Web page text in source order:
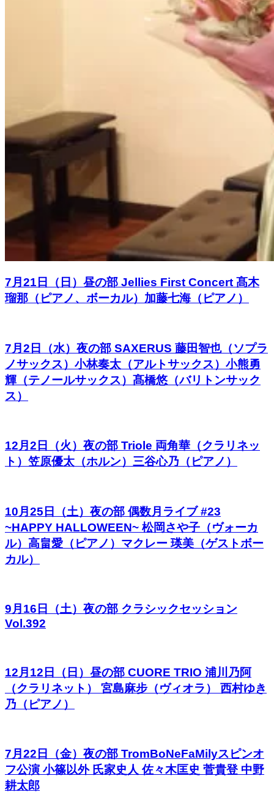
7月21日（日）昼の部 Jellies First Concert 髙木
瑠那（ピアノ、ボーカル）加藤七海（ピアノ）
7月2日（水）夜の部 SAXERUS 藤田智也（ソプラ
ノサックス）小林奏太（アルトサックス）小熊勇
輝（テノールサックス）髙橋悠（バリトンサック
ス）
12月2日（火）夜の部 Triole 両角華（クラリネッ
ト）笠原優太（ホルン）三谷心乃（ピアノ）
10月25日（土）夜の部 偶数月ライブ #23
~HAPPY HALLOWEEN~ 松岡さや子（ヴォーカ
ル）高畠愛（ピアノ）マクレー 瑛美（ゲストボー
カル）
9月16日（土）夜の部 クラシックセッション
Vol.392
12月12日（日）昼の部 CUORE TRIO 浦川乃阿
（クラリネット） 宮島麻步（ヴィオラ） 西村ゆき
乃（ピアノ）
7月22日（金）夜の部 TromBoNeFaMilyスピンオ
フ公演 小篠以外 氏家史人 佐々木匡史 菅貴登 中野
耕太郎